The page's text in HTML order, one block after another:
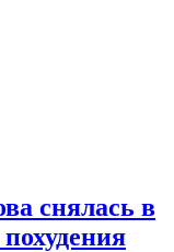
снялась в